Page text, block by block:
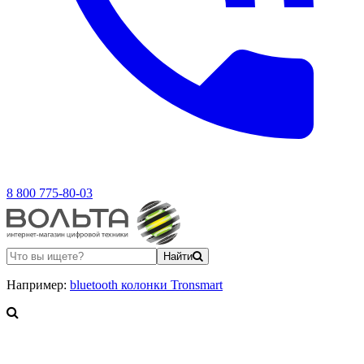
8 800 775-80-03
Найти
Например: bluetooth колонки Tronsmart